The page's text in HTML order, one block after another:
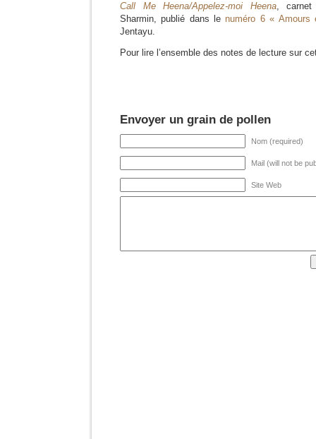
Call Me Heena/Appelez-moi Heena, carnet
Sharmin, publié dans le numéro 6 « Amours
Jentayu.
Pour lire l’ensemble des notes de lecture sur
Envoyer un grain de pollen
Nom (required)
Mail (will not be
Site Web